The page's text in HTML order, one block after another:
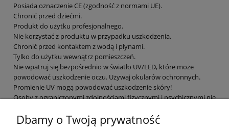
Posiada oznaczenie CE (zgodność z normami UE).
Chronić przed dziećmi.
Produkt do użytku profesjonalnego.
Nie korzystać z produktu w przypadku uszkodzenia.
Chronić przed kontaktem z wodą i płynami.
Tylko do użytku wewnątrz pomieszczeń.
Nie wpatruj się bezpośrednio w światło UV/LED, które może
powodować uszkodzenie oczu. Używaj okularów ochronnych.
Promienie UV mogą powodować uszkodzenie skóry!
Osoby z ograniczonymi zdolnościami fizycznymi i psychicznymi nie
Dbamy o Twoją prywatność